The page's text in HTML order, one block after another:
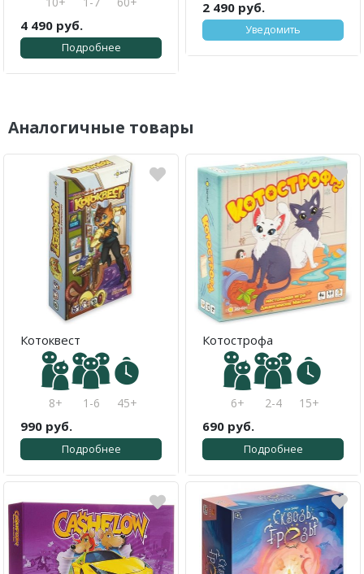
4 490 руб.
Подробнее
2 490 руб.
Уведомить
Аналогичные товары
Котоквест
8+ 1-6 45+
990 руб.
Подробнее
Котострофа
6+ 2-4 15+
690 руб.
Подробнее